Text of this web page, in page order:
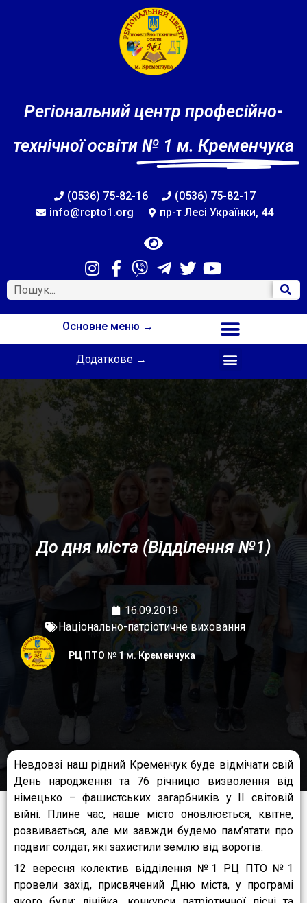
Регіональний центр професійно-
технічної освіти № 1 м. Кременчука
(0536) 75-82-16
(0536) 75-82-17
info@rcpto1.org
пр-т Лесі Українки, 44
Основне меню →
Додаткове →
До дня міста (Відділення №1)
16.09.2019
Національно-патріотичне виховання
РЦ ПТО № 1 м. Кременчука
Невдовзі наш рідний Кременчук буде відмічати свій
День народження та 76 річницю визволення від
німецько – фашистських загарбників у ІІ світовій
війні. Плине час, наше місто оновлюється, квітне,
розвивається, але ми завжди будемо пам’ятати про
подвиг солдат, які захистили землю від ворогів.
12 вересня колектив відділення №1 РЦ ПТО №1
провели захід, присвячений Дню міста, у програмі